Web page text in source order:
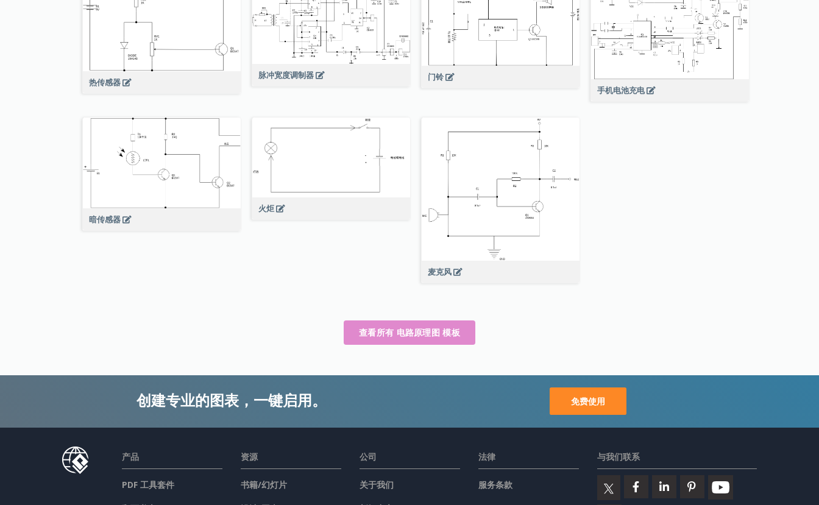
热传感器
脉冲宽度调制器
门铃
手机电池充电
暗传感器
火炬
麦克风
查看所有 电路原理图 模板
创建专业的图表，一键启用。 免费使用
产品
PDF 工具套件
资源
书籍/幻灯片
公司
关于我们
法律
服务条款
与我们联系